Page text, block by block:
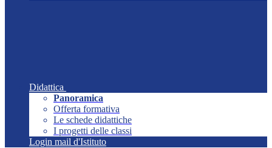
Didattica
Panoramica
Offerta formativa
Le schede didattiche
I progetti delle classi
Login mail d'Istituto